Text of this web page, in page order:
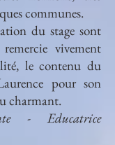
communes.
du stage sont
vivement
le contenu du
pour son
charmant.
- Educatrice